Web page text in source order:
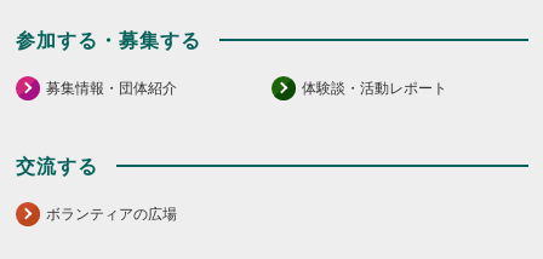
参加する・募集する
募集情報・団体紹介 体験談・活動レポート
交流する
ボランティアの広場